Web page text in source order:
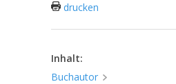
drucken
Inhalt:
Buchautor